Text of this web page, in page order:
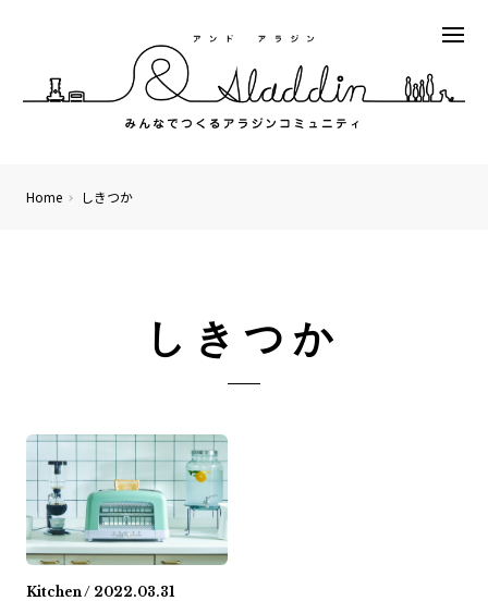
Home しきつか
しきつか
Kitchen / 2022.03.31